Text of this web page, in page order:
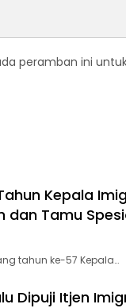
peramban ini
Kepala
dan Tamu
tahun ke-57 Kepala…
Dipuji Itjen